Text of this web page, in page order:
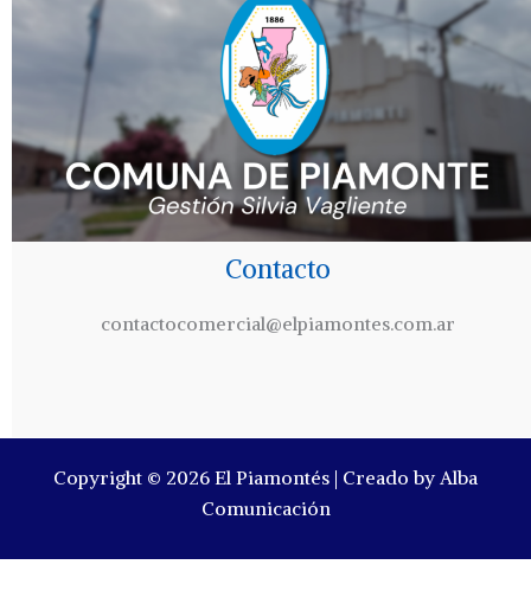
Contacto
contactocomercial@elpiamontes.com.ar
Copyright © 2026 El Piamontés | Creado by Alba
Comunicación